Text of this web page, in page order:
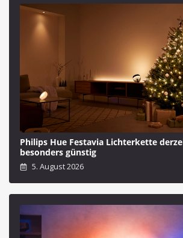
Philips Hue Festavia Lichterkette
besonders günstig
5. August 2026